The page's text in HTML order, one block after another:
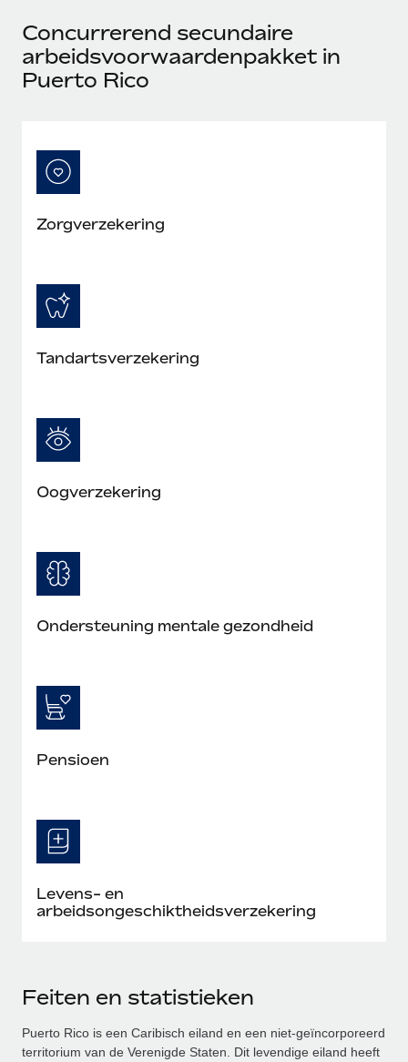
Concurrerend secundaire
arbeidsvoorwaardenpakket in
Puerto Rico
Zorgverzekering
Tandartsverzekering
Oogverzekering
Ondersteuning mentale gezondheid
Pensioen
Levens- en
arbeidsongeschiktheidsverzekering
Feiten en statistieken
Puerto Rico is een Caribisch eiland en een niet-geïncorporeerd
territorium van de Verenigde Staten. Dit levendige eiland heeft